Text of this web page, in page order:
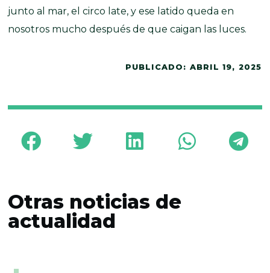
junto al mar, el circo late, y ese latido queda en
nosotros mucho después de que caigan las luces.
PUBLICADO: ABRIL 19, 2025
Otras noticias de
actualidad